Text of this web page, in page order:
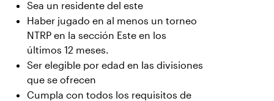
Sea un residente del este
Haber jugado en al menos un torneo
NTRP en la sección Este en los
últimos 12 meses.
Ser elegible por edad en las divisiones
que se ofrecen
Cumpla con todos los requisitos de